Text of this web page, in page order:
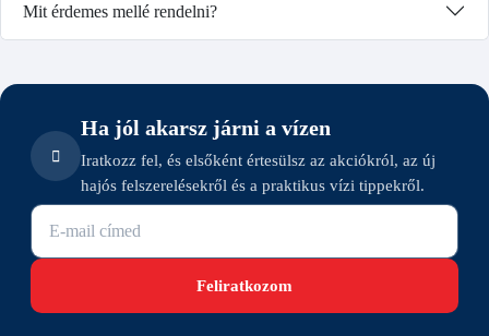
Mit érdemes mellé rendelni?
Ha jól akarsz járni a vízen
Iratkozz fel, és elsőként értesülsz az akciókról, az új
hajós felszerelésekről és a praktikus vízi tippekről.
E-mail cím
Feliratkozom